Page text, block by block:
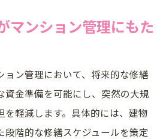
書フォーマット選定の実践的
示す長期修繕計画の最新動向
マンション管理にもた
ョン管理において、将来的な修繕
資金準備を可能にし、突然の大規
を軽減します。具体的には、建物
段階的な修繕スケジュールを策定